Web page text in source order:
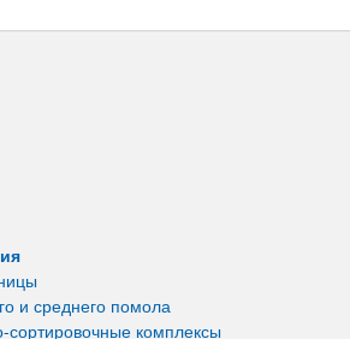
и среднего помола
комплексы